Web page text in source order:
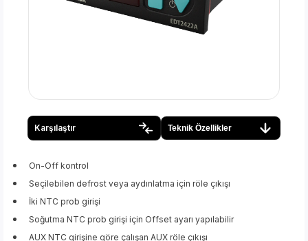
Karşılaştır Teknik Özellikler
On-Off kontrol
Seçilebilen defrost veya aydınlatma için röle çıkışı
İki NTC prob girişi
Soğutma NTC prob girişi için Offset ayarı yapılabilir
AUX NTC girişine göre çalışan AUX röle çıkışı